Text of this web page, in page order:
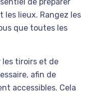
les lieux. Rangez les
que toutes les
les tiroirs et de
afin de
accessibles. Cela